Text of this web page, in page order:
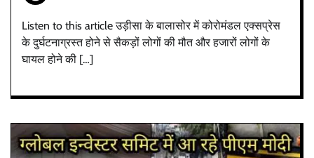
Listen to this article उड़ीसा के बालासोर में कोरोमंडल एक्सप्रेस
के दुर्घटनाग्रस्त होने से सैकड़ों लोगों की मौत और हजारों लोगों के
घायल होने की […]